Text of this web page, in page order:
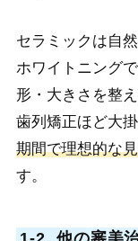
セラミックは自
ホワイトニング
形・大きさを整
歯列矯正ほど大
期間で理想的な
す。